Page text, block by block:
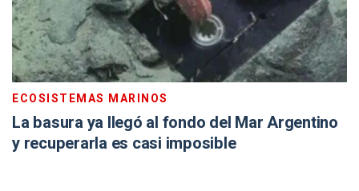
ECOSISTEMAS MARINOS
La basura ya llegó al fondo del Mar Argentino
y recuperarla es casi imposible